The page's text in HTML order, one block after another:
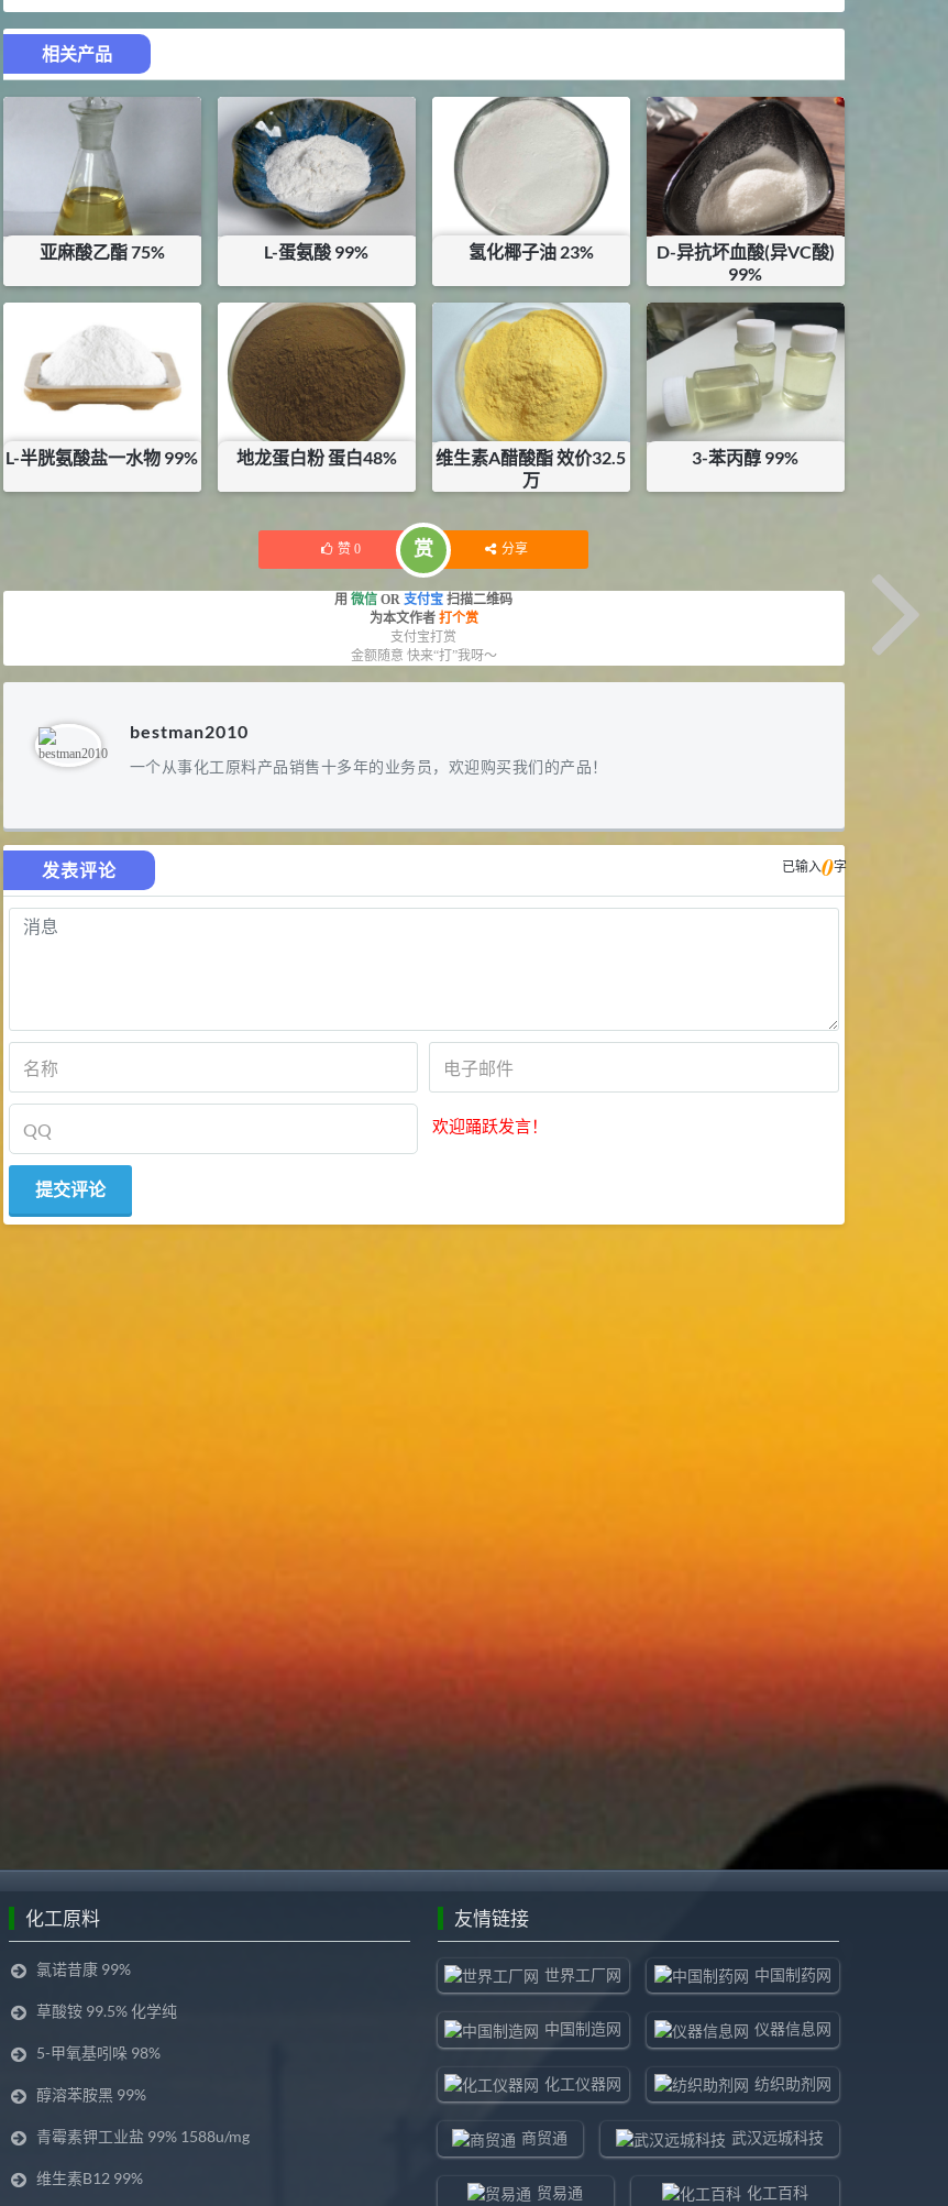
相关产品
亚麻酸乙酯 75%
暂无内容
L-蛋氨酸 99%
¥40
库存：49.99 KG
氢化椰子油 23%
¥8.375
库存： 13KG
D-异抗坏血酸(异VC酸)
99%
¥15
库存：3KG
L-半胱氨酸盐一水物 99% 地龙蛋白粉 蛋白48%
维生素A醋酸酯 效价32.5
万
库存：0KG
3-苯丙醇 99%
赞 0 赏 分享
用 微信 OR 支付宝 扫描二维码
为本文作者 打个赏
支付宝打赏
金额随意 快来“打”我呀～
bestman2010
一个从事化工原料产品销售十多年的业务员，欢迎购买我们的产品！
发表评论 已输入0字
欢迎踊跃发言！
27 7 抗氧剂BHT 99.5%
浏览量 - 1.64w
食品添加剂原料
8 D-异抗坏血酸钠 98%
浏览量 - 1.55w
2021-05-25 食品添加剂原料
475 9 硬脂富马酸钠 99%
浏览量 - 1.54w
2021-06-19 化工原料
DL-蛋氨酸 99%
浏览量 - 1.48w
化工原料
氯诺昔康 99%
草酸铵 99.5% 化学纯
5-甲氧基吲哚 98%
醇溶苯胺黑 99%
青霉素钾工业盐 99% 1588u/mg
维生素B12 99%
友情链接
世界工厂网 中国制药网
中国制造网 仪器信息网
化工仪器网 纺织助剂网
商贸通 武汉远城科技
贸易通 化工百科